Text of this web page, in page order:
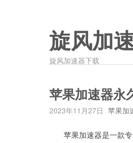
旋风加
旋风加速器下载
苹果加速器永
2023年11月27日 苹果加
苹果加速器是一款专